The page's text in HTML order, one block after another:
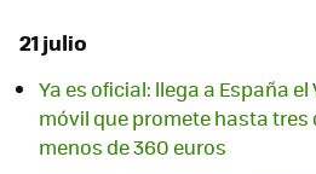
21 julio
Ya es oficial: llega a España el
móvil que promete hasta
menos de 360 euros